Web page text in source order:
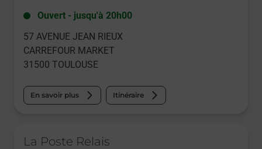
Ouvert - jusqu'à 20h00
57 AVENUE JEAN RIEUX
CARREFOUR MARKET
31500 TOULOUSE
En savoir plus Itinéraire
La Poste Relais